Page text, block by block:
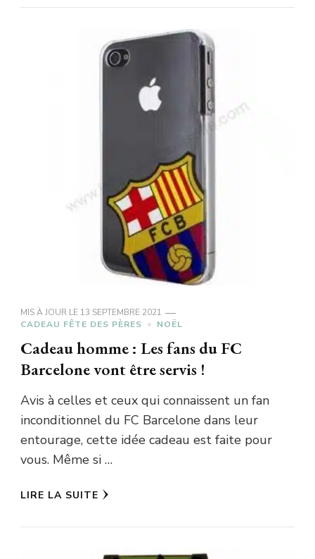
MIS À JOUR LE 13 SEPTEMBRE 2021
CADEAU FÊTE DES PÈRES
NOËL
Cadeau homme : Les fans du FC
Barcelone vont être servis !
Avis à celles et ceux qui connaissent un fan
inconditionnel du FC Barcelone dans leur
entourage, cette idée cadeau est faite pour
vous. Même si …
LIRE LA SUITE